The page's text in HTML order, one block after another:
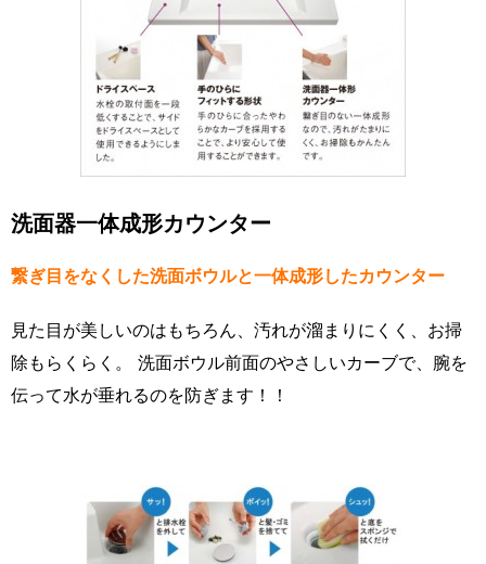
洗面器一体成形カウンター
繋ぎ目をなくした洗面ボウルと一体成形したカウンター
見た目が美しいのはもちろん、汚れが溜まりにくく、お掃
除もらくらく。 洗面ボウル前面のやさしいカーブで、腕を
伝って水が垂れるのを防ぎます！！